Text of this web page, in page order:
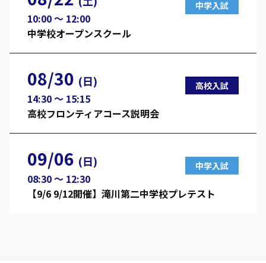
10:00 〜 12:00
中学入試
中学校オープンスクール
08/30 (日)
14:30 〜 15:15
高校入試
高校フロンティアコース説明会
09/06 (日)
08:30 〜 12:30
中学入試
【9/6 9/12開催】滝川第二中学校プレテスト